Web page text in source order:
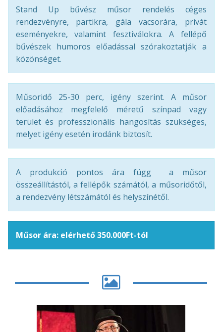
Stand Up bűvész műsor rendelés céges
rendezvényre, partikra, gála vacsorára, privát
eseményekre, valamint fesztiválokra. A fellépő
bűvészek humoros előadással szórakoztatják a
közönséget.
Műsoridő 25-30 perc, igény szerint. A műsor
előadásához megfelelő méretű színpad vagy
terület és professzionális hangosítás szükséges,
melyet igény esetén irodánk biztosít.
A produkció pontos ára függ a műsor
összeállítástól, a fellépők számától, a műsoridőtől,
a rendezvény létszámától és helyszínétől.
Műsor ára: elérhető 350.000Ft-tól